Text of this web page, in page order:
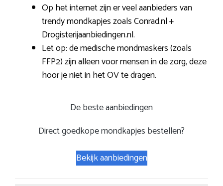
Op het internet zijn er veel aanbieders van
trendy mondkapjes zoals Conrad.nl +
Drogisterijaanbiedingen.nl.
Let op: de medische mondmaskers (zoals
FFP2) zijn alleen voor mensen in de zorg, deze
hoor je niet in het OV te dragen.
De beste aanbiedingen
Direct goedkope mondkapjes bestellen?
Bekijk aanbiedingen